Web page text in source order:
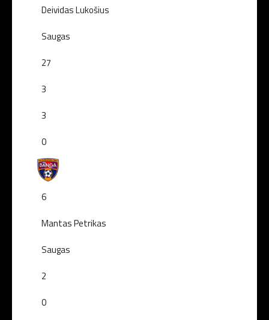
Deividas Lukošius
Saugas
27
3
3
0
6
Mantas Petrikas
Saugas
2
0